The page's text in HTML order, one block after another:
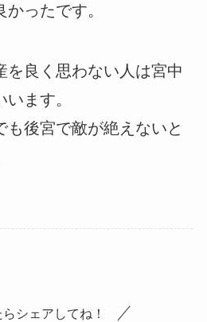
ったです。
を良く思わない人は宮中
ます。
も後宮で敵が絶えないと
シェアしてね！